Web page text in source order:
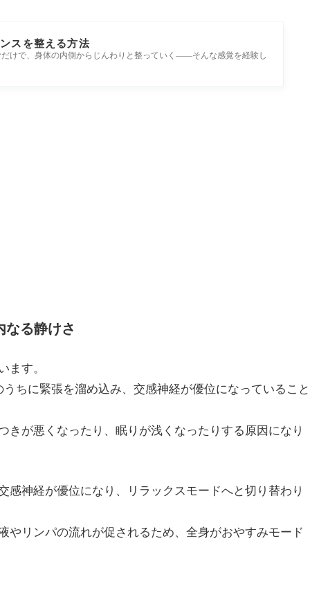
スを整える方法
けで、身体の内側からじんわりと整っていく――そんな感覚を経験し
なる静けさ
ます。
ちに緊張を溜め込み、交感神経が優位になっていること
が悪くなったり、眠りが浅くなったりする原因になり
神経が優位になり、リラックスモードへと切り替わり
リンパの流れが促されるため、全身がおやすみモード